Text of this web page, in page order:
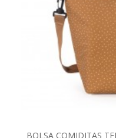
BOLSA COMIDITAS